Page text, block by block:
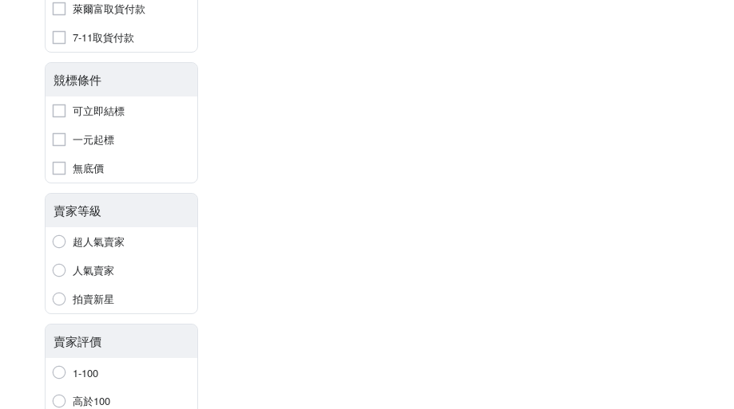
萊爾富取貨付款
7-11取貨付款
競標條件
可立即結標
一元起標
無底價
賣家等級
超人氣賣家
人氣賣家
拍賣新星
賣家評價
1-100
高於100